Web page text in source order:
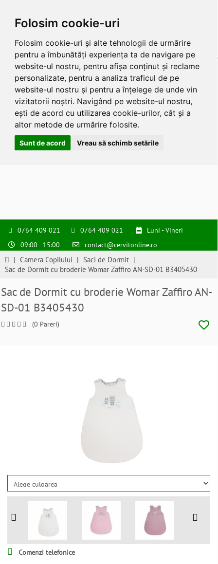
Folosim cookie-uri
Folosim cookie-uri și alte tehnologii de urmărire
pentru a îmbunătăți experiența ta de navigare pe
website-ul nostru, pentru afișa conținut și reclame
personalizate, pentru a analiza traficul de pe
website-ul nostru și pentru a înțelege de unde vin
vizitatorii noștri. Navigând pe website-ul nostru,
ești de acord cu utilizarea cookie-urilor, cât și a
altor metode de urmărire folosite.
Sunt de acord Vreau să schimb setările
0764 409 021 0764 409 021
Luni - Vineri
09:00 - 15:00
contact@cervitonline.ro
| Camera Copilului | Saci de Dormit |
Sac de Dormit cu broderie Womar Zaffiro AN-SD-01 B3405430
Sac de Dormit cu broderie Womar Zaffiro AN-
SD-01 B3405430
(0 Pareri)
Comenzi telefonice